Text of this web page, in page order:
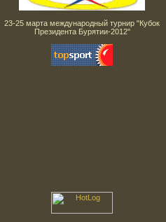
23-25 марта международный турнир "Кубок
Президента Бурятии-2012"